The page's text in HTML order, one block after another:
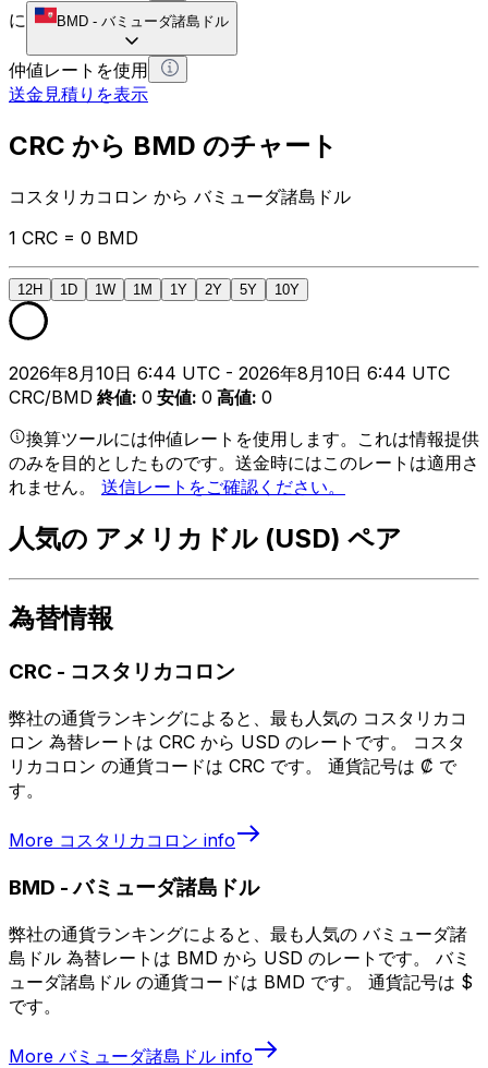
に
BMD - バミューダ諸島ドル
仲値レートを使用
送金見積りを表示
CRC から BMD のチャート
コスタリカコロン から バミューダ諸島ドル
1 CRC = 0 BMD
12H 1D 1W 1M 1Y 2Y 5Y 10Y
2026年8月10日 6:44 UTC - 2026年8月10日 6:44 UTC
CRC/BMD 終値: 0 安値: 0 高値: 0
換算ツールには仲値レートを使用します。これは情報提供
のみを目的としたものです。送金時にはこのレートは適用さ
れません。 送信レートをご確認ください。
人気の アメリカドル (USD) ペア
為替情報
CRC - コスタリカコロン
弊社の通貨ランキングによると、最も人気の コスタリカコ
ロン 為替レートは CRC から USD のレートです。 コスタ
リカコロン の通貨コードは CRC です。 通貨記号は ₡ で
す。
More コスタリカコロン info
BMD -バミューダ諸島ドル
弊社の通貨ランキングによると、最も人気の バミューダ諸
島ドル 為替レートは BMD から USD のレートです。 バミ
ューダ諸島ドル の通貨コードは BMD です。 通貨記号は $
です。
More バミューダ諸島ドル info